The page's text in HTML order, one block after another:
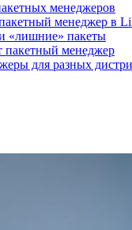
менеджеров
менеджер в
«лишние» пакеты
пакетный менеджер
для разных